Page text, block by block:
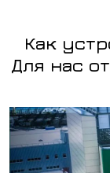
Как
Для нас